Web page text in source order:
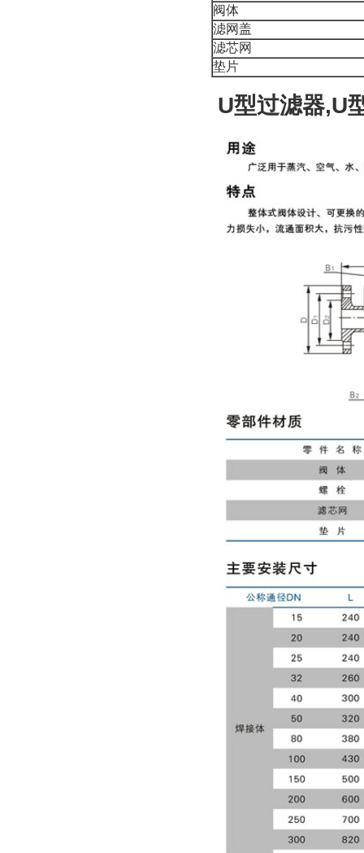
阀体
滤网盖
滤芯网
垫片
U型过滤器,U